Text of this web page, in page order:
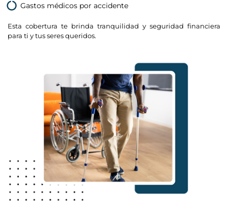
Gastos médicos por accidente
Esta cobertura te brinda tranquilidad y seguridad financiera
para ti y tus seres queridos.